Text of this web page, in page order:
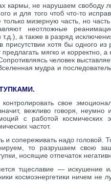
кармы, не нарушаем свободу
и для того чтоб что-то
мизерную часть, но
неотложные
а также в разряд
хотя бы одного
мягко и корректно, а
человек
мудра и
свое
вежливо говоря,
с работой космических
частот.
и сопереживать надо головой.
то разрушаем свою
носящие отпечаток
тщеславие — искушение
космоэнергетики ничем не